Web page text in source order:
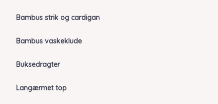
Bambus strik og cardigan
Bambus vaskeklude
Buksedragter
Langærmet top